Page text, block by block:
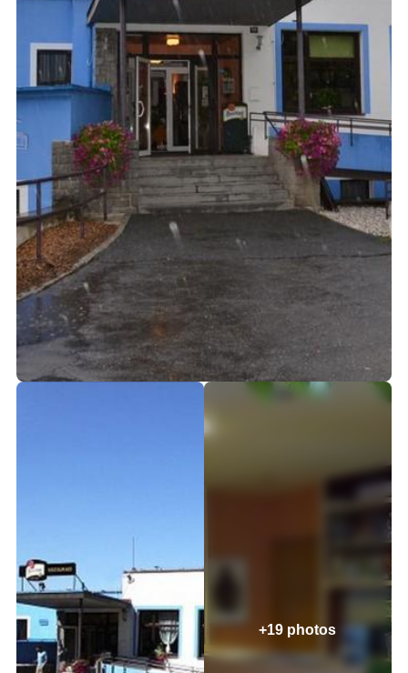
+19 photos